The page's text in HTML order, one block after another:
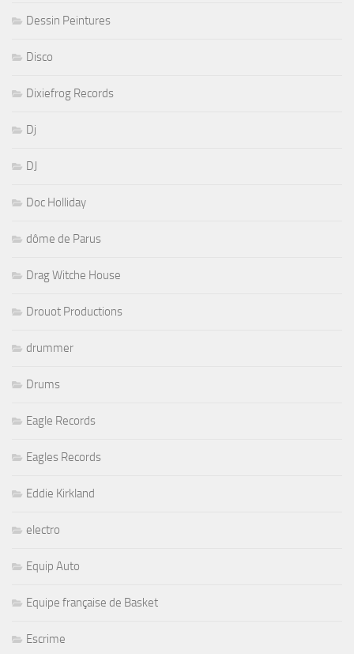
Dessin Peintures
Disco
Dixiefrog Records
Dj
DJ
Doc Holliday
dôme de Parus
Drag Witche House
Drouot Productions
drummer
Drums
Eagle Records
Eagles Records
Eddie Kirkland
electro
Equip Auto
Equipe française de Basket
Escrime